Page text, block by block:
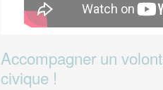
Accompagner un
civique !